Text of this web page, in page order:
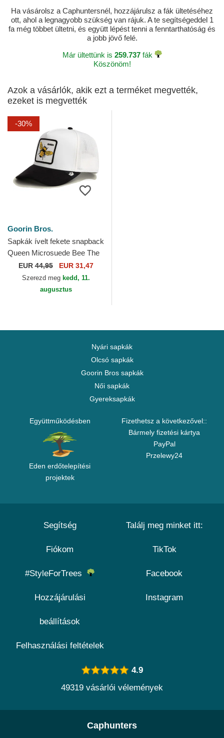
Ha vásárolsz a Caphuntersnél, hozzájárulsz a fák ültetéséhez
ott, ahol a legnagyobb szükség van rájuk. A te segítségeddel 1
fa még többet ültetni, és együtt lépést tenni a fenntarthatóság és
a jobb jövő felé.
Már ültettünk is 259.737fák
Köszönöm!
Azok a vásárlók, akik ezt a terméket megvették,
ezeket is megvették
-30%
Goorin Bros.
Sapkák ívelt fekete snapback
Queen Microsuede Bee The
Farm Goorin Bros.
EUR44,95 EUR 31,47
Szerezd meg kedd, 11.
augusztus
Nyári sapkák
Olcsó sapkák
Goorin Bros sapkák
Női sapkák
Gyereksapkák
Együttműködésben
Eden erdőtelepítési
projektek
Fizethetsz a következővel::
Bármely fizetési kártya
PayPal
Przelewy24
Segítség
Fiókom
#StyleForTrees
Hozzájárulási
beállítások
Felhasználási feltételek
Találj meg minket itt:
TikTok
Facebook
Instagram
4.9
49319 vásárlói vélemények
Caphunters